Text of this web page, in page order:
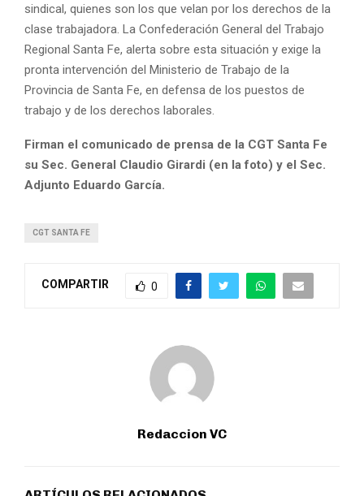
sindical, quienes son los que velan por los derechos de la
clase trabajadora. La Confederación General del Trabajo
Regional Santa Fe, alerta sobre esta situación y exige la
pronta intervención del Ministerio de Trabajo de la
Provincia de Santa Fe, en defensa de los puestos de
trabajo y de los derechos laborales.
Firman el comunicado de prensa de la CGT Santa Fe
su Sec. General Claudio Girardi (en la foto) y el Sec.
Adjunto Eduardo García.
CGT SANTA FE
COMPARTIR 0
Redaccion VC